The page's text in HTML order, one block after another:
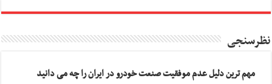
نظرسنجی
مهم ترین دلیل عدم موفقیت صنعت خودرو در ایران را چه می دانید